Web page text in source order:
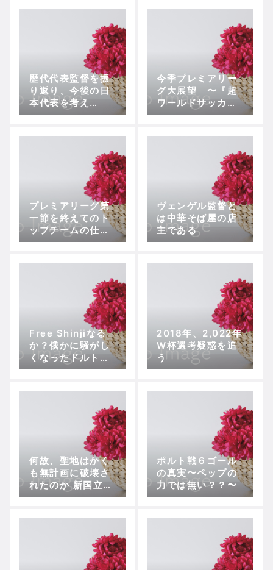
歴代代表監督を振
り返り、今後の日
本代表を考え
る！！
今季プレミアリー
グ大展望 〜『超
ワールドサッカ
ー』コラボ〜
プレミアリーグ第
一節を終えてのト
ップチームの仕上
がり
ヴェンゲル監督と
は中華そば屋の店
主である
Free Shinjiなる
か？俄かに騒がし
くなったドルトム
ント
2018年、2,022年
W杯選考疑惑を追
う
何故、聖地はかく
も無計画に破壊さ
れたのか 新国立競
技場問題
ポルト戦６ゴール
の真実〜ペップの
力では無い？？〜